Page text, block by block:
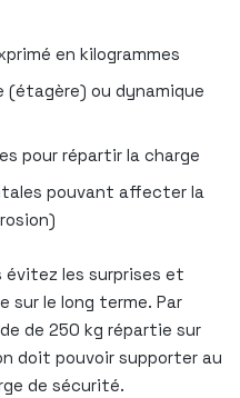
en kilogrammes
(étagère) ou dynamique
pour répartir la charge
pouvant affecter la
évitez les surprises et
le long terme. Par
de 250 kg répartie sur
doit pouvoir supporter au
de sécurité.